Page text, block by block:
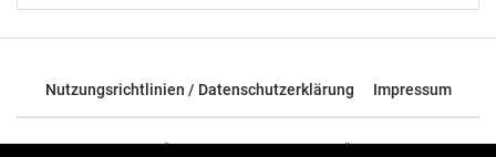
Nutzungsrichtlinien / Datenschutzerklärung Impressum
© 2026 - TOP News Österreich - Nachrichten aus Österreich und der